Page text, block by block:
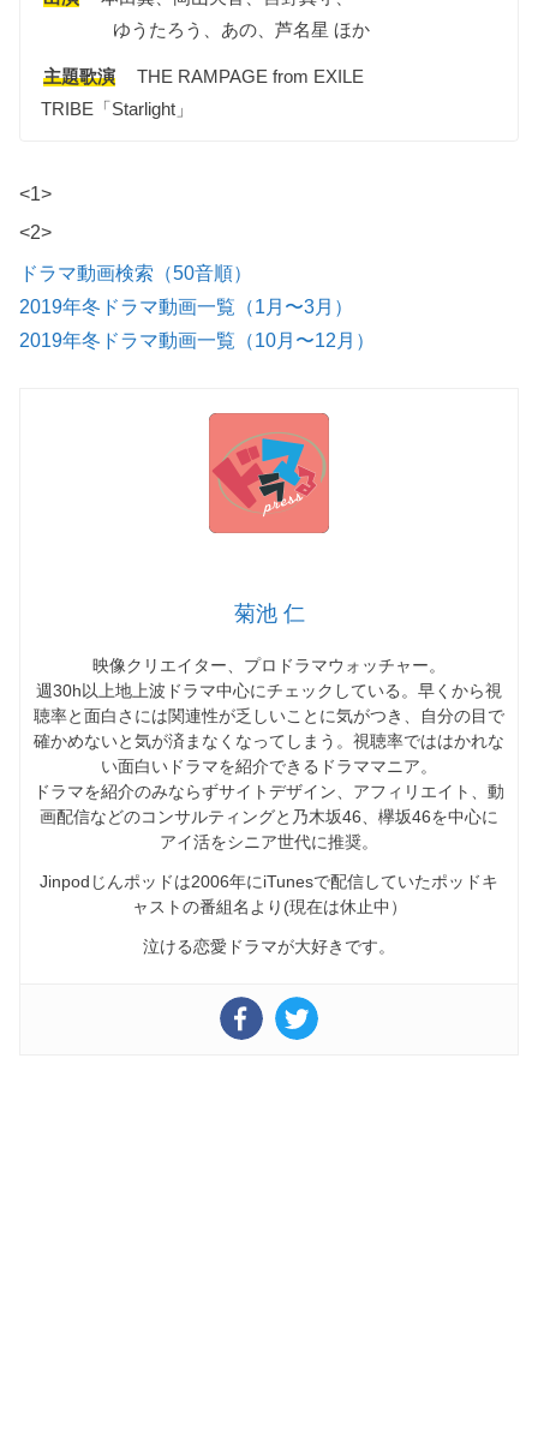
ゆうたろう、あの、芦名星 ほか
主題歌演
THE RAMPAGE from EXILE
TRIBE「Starlight」
<1>
<2>
ドラマ動画検索（50音順）
2019年冬ドラマ動画一覧（1月〜3月）
2019年冬ドラマ動画一覧（10月〜12月）
菊池 仁
映像クリエイター、プロドラマウォッチャー。
週30h以上地上波ドラマ中心にチェックしている。早くから視
聴率と面白さには関連性が乏しいことに気がつき、自分の目で
確かめないと気が済まなくなってしまう。視聴率でははかれな
い面白いドラマを紹介できるドラママニア。
ドラマを紹介のみならずサイトデザイン、アフィリエイト、動
画配信などのコンサルティングと乃木坂46、欅坂46を中心に
アイ活をシニア世代に推奨。
Jinpodじんポッドは2006年にiTunesで配信していたポッドキ
ャストの番組名より(現在は休止中）
泣ける恋愛ドラマが大好きです。